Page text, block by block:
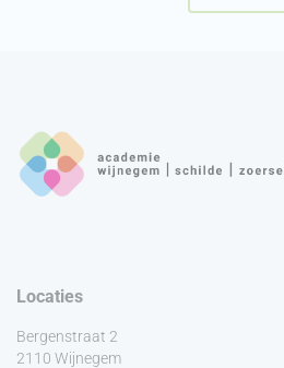
Locaties
Bergenstraat 2
2110 Wijnegem